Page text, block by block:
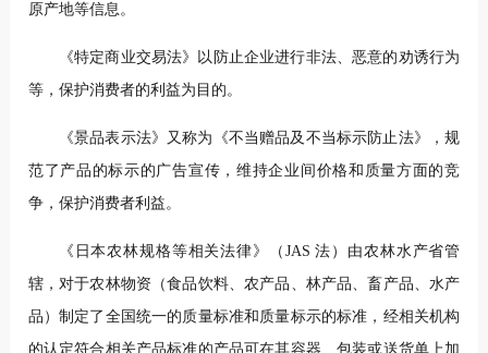
原产地等信息。
《特定商业交易法》以防止企业进行非法、恶意的劝诱行为
等，保护消费者的利益为目的。
《景品表示法》又称为《不当赠品及不当标示防止法》，规
范了产品的标示的广告宣传，维持企业间价格和质量方面的竞
争，保护消费者利益。
《日本农林规格等相关法律》（JAS 法）由农林水产省管
辖，对于农林物资（食品饮料、农产品、林产品、畜产品、水产
品）制定了全国统一的质量标准和 质量标示的标准，经相关机构
的认定符合相关产品标准的产品可在其容器、包装或送货单上加